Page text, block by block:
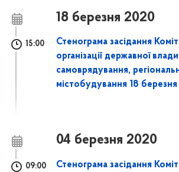
18 березня 2020
15:00
Стенограма засідання
організації державної
самоврядування,
містобудування 18
04 березня 2020
09:00
Стенограма засідання